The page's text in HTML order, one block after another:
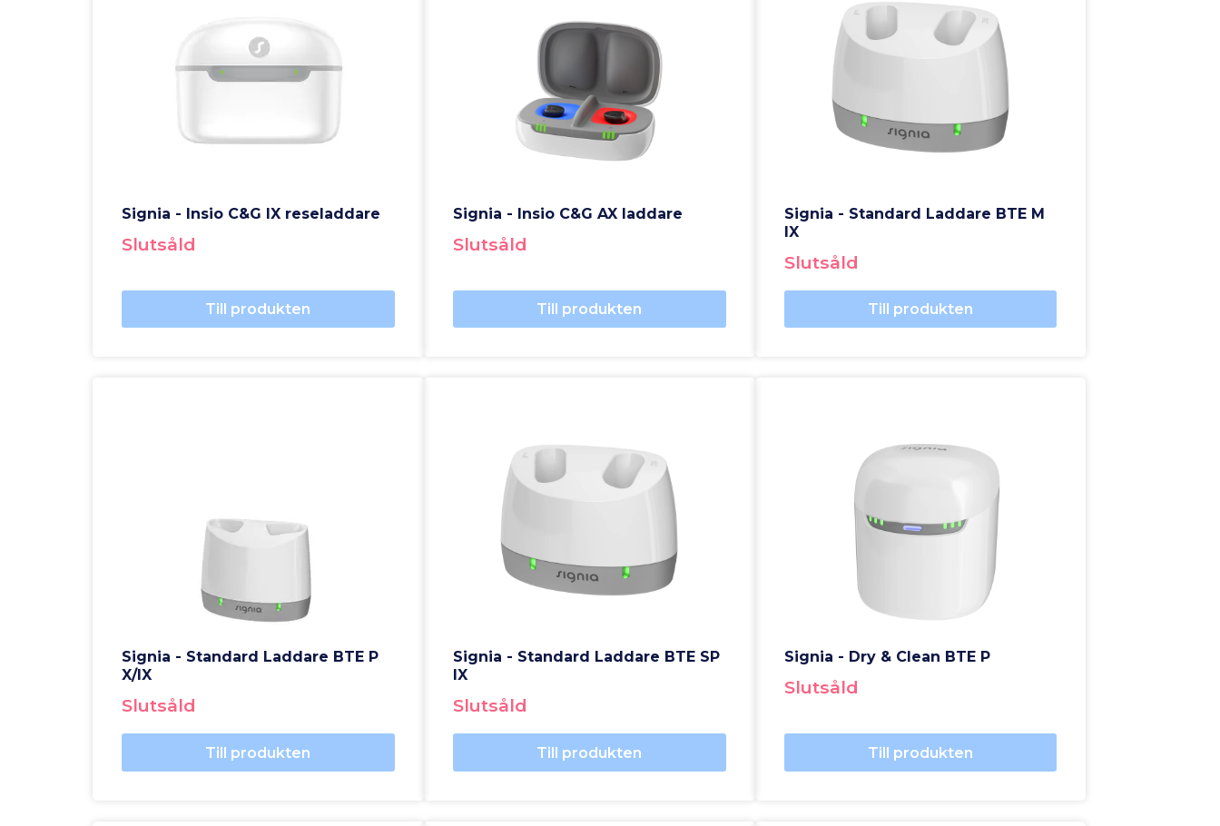
Signia - Insio C&G IX reseladdare
Slutsåld
Till produkten
Signia - Insio C&G AX laddare
Slutsåld
Till produkten
Signia - Standard Laddare BTE M
IX
Slutsåld
Till produkten
Signia - Standard Laddare BTE P
X/IX
Slutsåld
Till produkten
Signia - Standard Laddare BTE SP
IX
Slutsåld
Till produkten
Signia - Dry & Clean BTE P
Slutsåld
Till produkten